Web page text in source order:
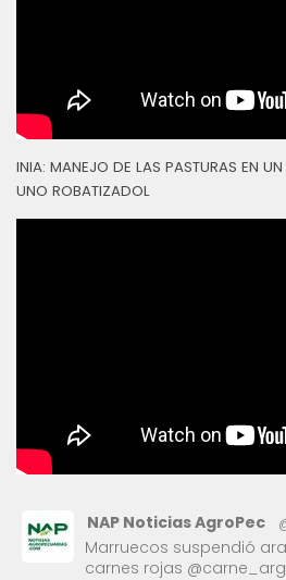
INIA: MANEJO DE LAS PASTURAS EN
UNO ROBATIZADOL
NAP Noticias AgroPec
Marruecos suspendió
carnes rojas